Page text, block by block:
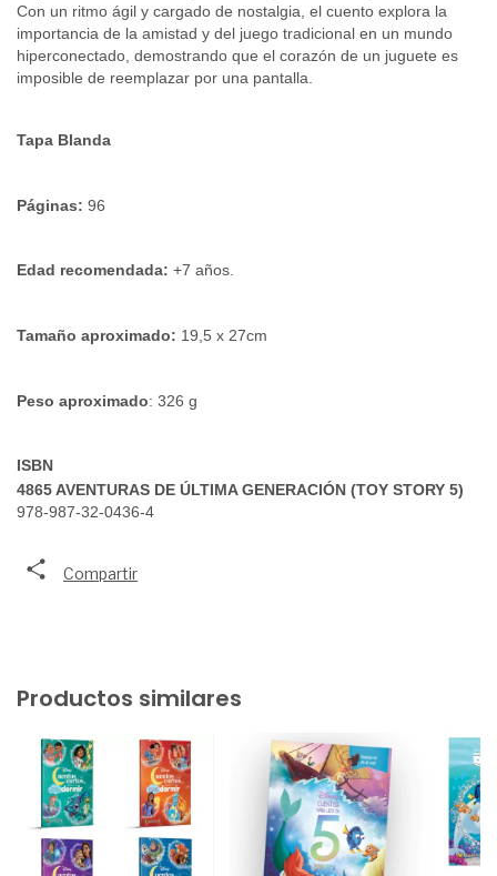
Con un ritmo ágil y cargado de nostalgia, el cuento explora la
importancia de la amistad y del juego tradicional en un mundo
hiperconectado, demostrando que el corazón de un juguete es
imposible de reemplazar por una pantalla.
Tapa Blanda
Páginas: 96
Edad recomendada: +7 años.
Tamaño aproximado: 19,5 x 27cm
Peso aproximado: 326 g
ISBN
978-987-32-0436-4
Compartir
Productos similares